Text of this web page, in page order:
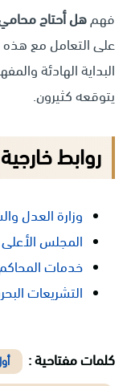
فهمهل أحتاج
على التعامل مع هذه
البداية الهادئة
يتوقعه كثيرون.
روابط
وزارة العدل
المجلس الأعلى
خدمات المحاكم
التشريعات
كلمات مفتاحية :